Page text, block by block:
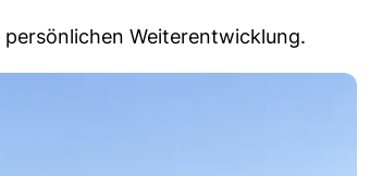
Weiterentwicklung.